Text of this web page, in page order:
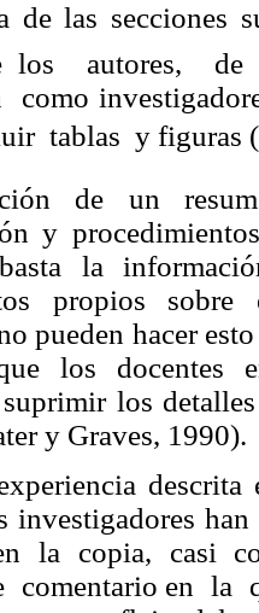
de las secciones
los autores,
como
tablas y figuras
de un
y
la
propios
pueden hacer
los docentes
los
y Graves, 1990).
descrita
investigadores
la copia, casi
comentario en